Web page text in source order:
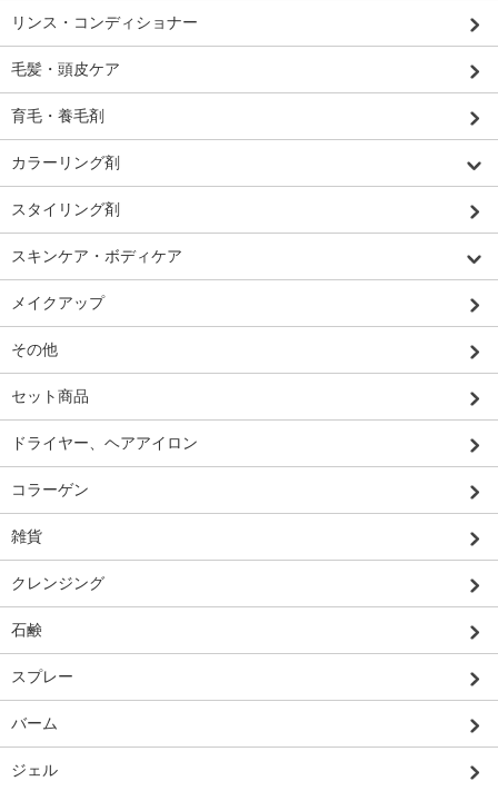
リンス・コンディショナー
毛髪・頭皮ケア
育毛・養毛剤
カラーリング剤
スタイリング剤
スキンケア・ボディケア
メイクアップ
その他
セット商品
ドライヤー、ヘアアイロン
コラーゲン
雑貨
クレンジング
石鹸
スプレー
バーム
ジェル